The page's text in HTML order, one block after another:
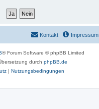
Impressum
Kontakt
® Forum Software © phpBB Limited
durch phpBB.de
| Nutzungsbedingungen